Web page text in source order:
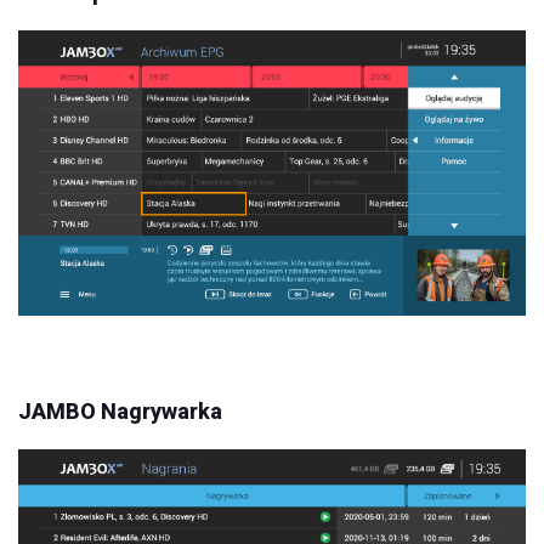
JAMBO Nagrywarka